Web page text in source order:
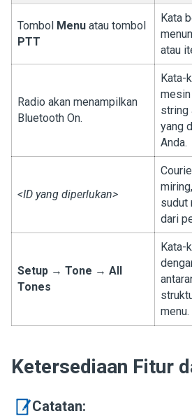
Tombol Menu atau tombol
PTT
Kata
atau
Radio akan menampilkan
Bluetooth On.
Kata-
string
yang
Anda.
<ID yang diperlukan>
sudut
dari
Setup → Tone → All
Tones
Kata-
menu.
Ketersediaan Fitur
Catatan: